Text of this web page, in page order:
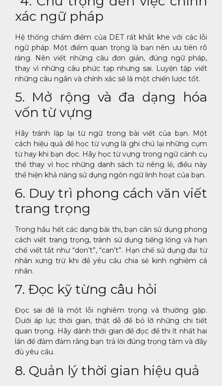
xác ngữ pháp
Hệ thống chấm điểm của DET rất khắt khe với các lỗi
ngữ pháp. Một điểm quan trọng là bạn nên ưu tiên rõ
ràng. Nên viết những câu đơn giản, đúng ngữ pháp,
thay vì những câu phức tạp nhưng sai. Luyện tập viết
những câu ngắn và chính xác sẽ là một chiến lược tốt.
5. Mở rộng và đa dạng hóa
vốn từ vựng
Hãy tránh lặp lại từ ngữ trong bài viết của bạn. Một
cách hiệu quả để học từ vựng là ghi chú lại những cụm
từ hay khi bạn đọc. Hãy học từ vựng trong ngữ cảnh cụ
thể thay vì học những danh sách từ riêng lẻ, điều này
thể hiện khả năng sử dụng ngôn ngữ linh hoạt của bạn.
6. Duy trì phong cách văn viết
trang trọng
Trong hầu hết các dạng bài thi, bạn cần sử dụng phong
cách viết trang trọng, tránh sử dụng tiếng lóng và hạn
chế viết tắt như “don’t”, “can’t”. Hạn chế sử dụng đại từ
nhân xưng trừ khi đề yêu cầu chia sẻ kinh nghiệm cá
nhân.
7. Đọc kỹ từng câu hỏi
Đọc sai đề là một lỗi nghiêm trọng và thường gặp.
Dưới áp lực thời gian, thật dễ để bỏ lỡ những chi tiết
quan trọng. Hãy dành thời gian để đọc đề thi ít nhất hai
lần để đảm đảm rằng bạn trả lời đúng trọng tâm và đầy
đủ yêu cầu.
8. Quản lý thời gian hiệu quả